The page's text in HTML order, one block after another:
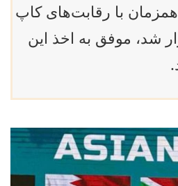
با رقابت‌های کاپ
شد، موفق به اخذ این